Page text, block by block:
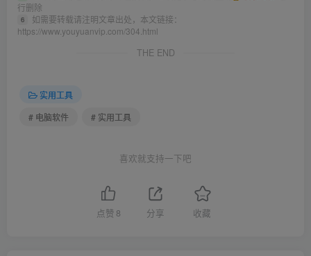
行删除
6
如需要转载请注明文章出处，本文链接：
https://www.youyuanvip.com/304.html
THE END
实用工具
# 电脑软件
# 实用工具
喜欢就支持一下吧
点赞 8 分享 收藏